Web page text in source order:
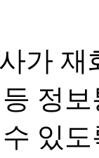
가 재
정
있